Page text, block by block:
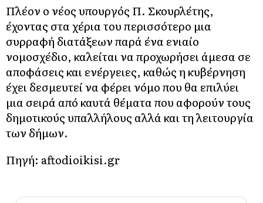
Πλέον ο νέος υπουργός Π. Σκουρλέτης,
έχοντας στα χέρια του περισσότερο μια
συρραφή διατάξεων παρά ένα ενιαίο
νομοσχέδιο, καλείται να προχωρήσει άμεσα σε
αποφάσεις και ενέργειες, καθώς η κυβέρνηση
έχει δεσμευτεί να φέρει νόμο που θα επιλύει
μια σειρά από καυτά θέματα που αφορούν τους
δημοτικούς υπαλλήλους αλλά και τη λειτουργία
των δήμων.
Πηγή: aftodioikisi.gr